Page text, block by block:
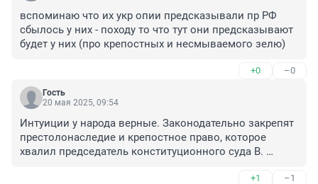
вспоминаю что их укр опии предсказывали пр РФ
сбылось у них - походу то что тут они предсказывают
будет у них (про крепостных и несмываемого зелю)
+0 –0
Гость
20 мая 2025, 09:54
Интуиции у народа верные. Законодательно закрепят
престолонаследие и крепостное право, которое
хвалил председатель конституционного суда В.
+1 –1